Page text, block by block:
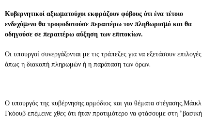
Κυβερνητικοί αξιωματούχοι εκφράζουν φόβους ότι ένα τέτοιο
ενδεχόμενο θα τροφοδοτούσε περαιτέρω τον πληθωρισμό και θα
οδηγούσε σε περαιτέρω αύξηση των επιτοκίων.
Οι υπουργοί συνεργάζονται με τις τράπεζες για να εξετάσουν επιλογές
όπως η διακοπή πληρωμών ή η παράταση των όρων.
Ο υπουργός της κυβέρνησης,αρμόδιος και για θέματα στέγασης,Μάικλ
Γκόουβ επέμεινε χθες ότι ήταν προτιμότερο να φτάσουμε στη “βασική